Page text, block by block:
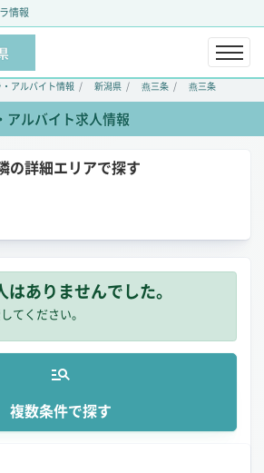
情報
アルバイト情報 新潟県 燕三条 燕三条
アルバイト求人情報
の詳細エリアで探す
ありませんでした。
てください。
複数条件で探す